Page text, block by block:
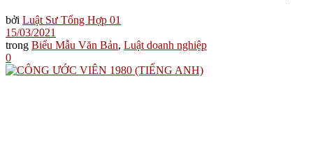
bởi Luật Sư Tổng Hợp 01
15/03/2021
trong Biểu Mẫu Văn Bản, Luật doanh nghiệp
0